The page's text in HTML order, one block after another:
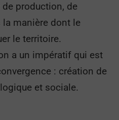
production, de
manière dont le
le territoire.
a un impératif qui est
: création de
et sociale.